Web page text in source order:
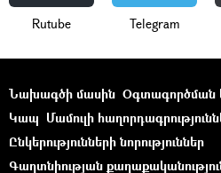
Rutube Telegram
Նախագծի մասին Օգտագործման
Կապ Մամուլի
Ընկերությունների նորություններ
Գաղտնիության